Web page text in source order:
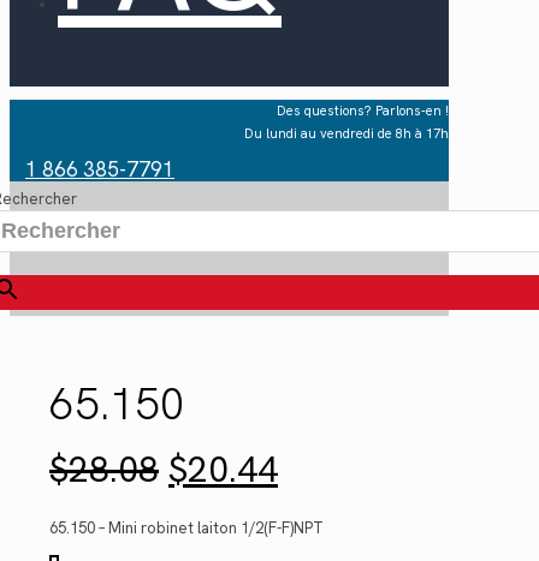
Des questions? Parlons-en !
Du lundi au vendredi de 8h à 17h
1 866 385-7791
65.150
$28.08 Le
prix
initial
était :
$20.44Le
prix
actuel
est :
65.150 – Mini robinet laiton 1/2(F-F)NPT